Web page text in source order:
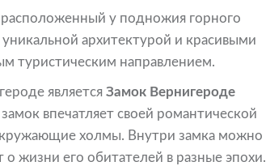
у подножия горного
архитектурой и красивыми
туристическим направлением.
является Замок Вернигероде
впечатляет своей романтической
холмы. Внутри замка можно
жизни его обитателей в разные эпохи.